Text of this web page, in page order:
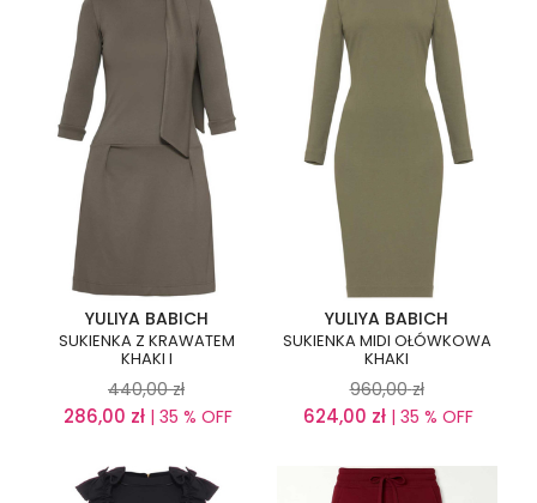
YULIYA BABICH
SUKIENKA Z KRAWATEM
KHAKI I
440,00 zł
286,00 zł | 35 % OFF
YULIYA BABICH
SUKIENKA MIDI OŁÓWKOWA
KHAKI
960,00 zł
624,00 zł | 35 % OFF